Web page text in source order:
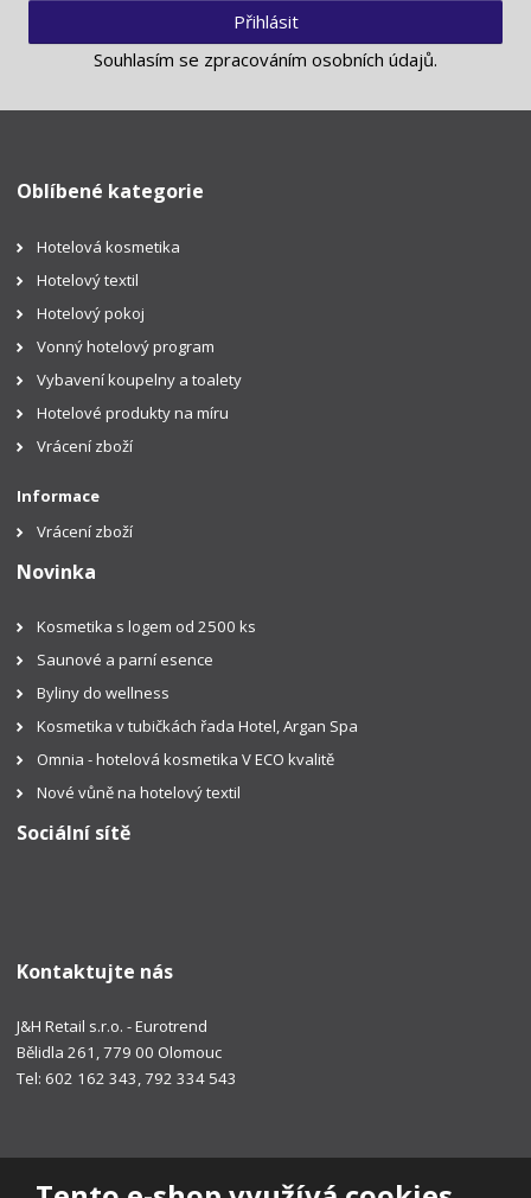
Přihlásit
Souhlasím se zpracováním osobních údajů.
Oblíbené kategorie
Hotelová kosmetika
Hotelový textil
Hotelový pokoj
Vonný hotelový program
Vybavení koupelny a toalety
Hotelové produkty na míru
Vrácení zboží
Informace
Vrácení zboží
Novinka
Kosmetika s logem od 2500 ks
Saunové a parní esence
Byliny do wellness
Kosmetika v tubičkách řada Hotel, Argan Spa
Omnia - hotelová kosmetika V ECO kvalitě
Nové vůně na hotelový textil
Sociální sítě
Kontaktujte nás
J&H Retail s.r.o. - Eurotrend
Bělidla 261, 779 00 Olomouc
Tel: 602 162 343, 792 334 543